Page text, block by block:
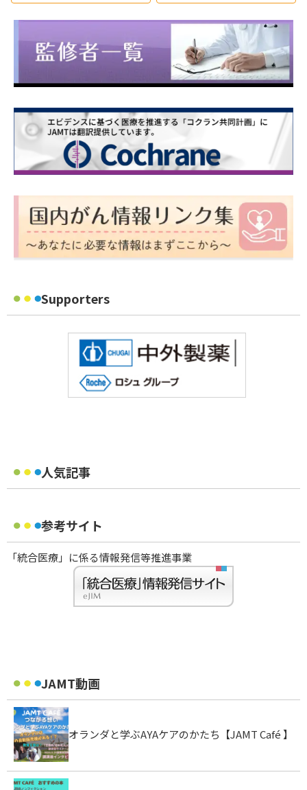
Supporters
人気記事
参考サイト
「統合医療」に係る情報発信等推進事業
JAMT動画
オランダと学ぶAYAケアのかたち【JAMT Café 】